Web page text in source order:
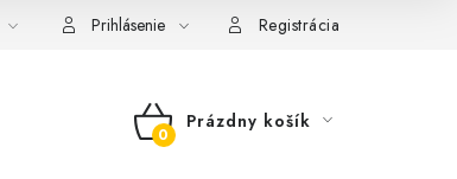
Prihlásenie Registrácia
NÁKUPNÝ
Prázdny košík